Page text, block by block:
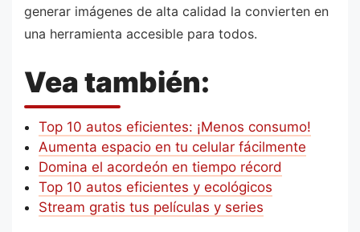
generar imágenes de alta calidad la convierten en
una herramienta accesible para todos.
Vea también:
Top 10 autos eficientes: ¡Menos consumo!
Aumenta espacio en tu celular fácilmente
Domina el acordeón en tiempo récord
Top 10 autos eficientes y ecológicos
Stream gratis tus películas y series